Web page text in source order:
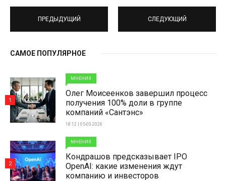
ПРЕДЫДУЩИЙ СЛЕДУЮЩИЙ
САМОЕ ПОПУЛЯРНОЕ
МНЕНИЯ
Олег Моисеенков завершил процесс
получения 100% доли в группе
компаний «Сантэнс»
18:12 | 05-03-2026
1
МНЕНИЯ
Кондрашов предсказывает IPO
OpenAI: какие изменения ждут
компанию и инвесторов
2